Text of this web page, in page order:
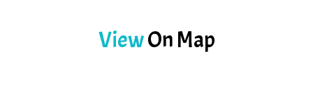
ViewOn Map